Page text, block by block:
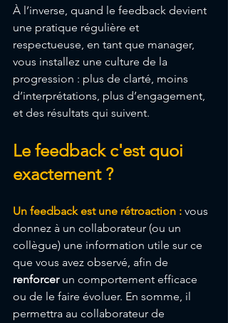
À l’inverse, quand le feedback devient
une pratique régulière et
respectueuse, en tant que manager,
vous installez une culture de la
progression : plus de clarté, moins
d’interprétations, plus d’engagement,
et des résultats qui suivent.
Le feedback c'est quoi
exactement ?
Un feedback est une rétroaction : vous
donnez à un collaborateur (ou un
collègue) une information utile sur ce
que vous avez observé, afin de
renforcer un comportement efficace
ou de le faire évoluer. En somme, il
permettra au collaborateur de